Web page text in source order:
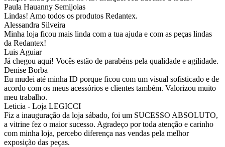
Paula Hauanny Semijoias
Lindas! Amo todos os produtos Redantex.
Alessandra Silveira
Minha loja ficou mais linda com a tua ajuda e com as peças lindas
da Redantex!
Luis Aguiar
Já chegou aqui! Vocês estão de parabéns pela qualidade e agilidade.
Denise Borba
Eu mudei até minha ID porque ficou com um visual sofisticado e de
acordo com os meus acessórios e clientes também. Valorizou muito
meu trabalho.
Leticia - Loja LEGICCI
Fiz a inauguração da loja sábado, foi um SUCESSO ABSOLUTO,
a vitrine fez o maior sucesso. Agradeço por toda atenção e carinho
com minha loja, percebo diferença nas vendas pela melhor
exposição das peças.